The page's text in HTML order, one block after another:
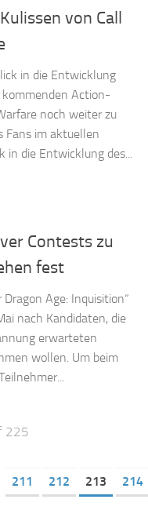
von Call
in die Entwicklung
kommenden Action-
noch weiter zu
Fans im aktuellen
die Entwicklung des...
Contests zu
fest
Age: Inquisition“
nach Kandidaten, die
erwarteten
wollen. Um beim
225
211 212 213
214